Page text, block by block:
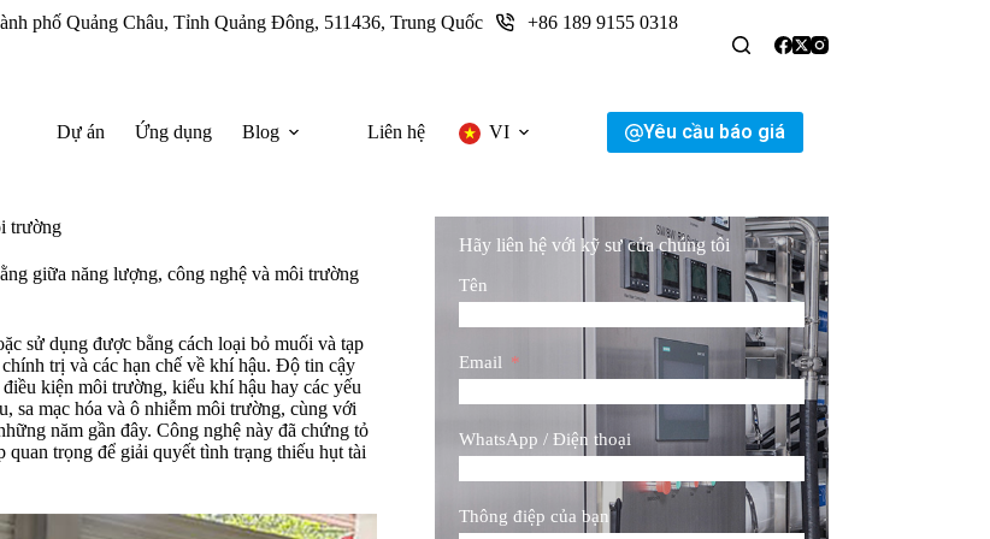
phố Quảng Châu, Tỉnh Quảng Đông, 511436, Trung Quốc +86 189 9155 0318
Dự án Ứng dụng Blog Liên hệ VI Yêu cầu báo giá
trường
giữa năng lượng, công nghệ và môi trường
sử dụng được bằng cách loại bỏ muối và tạp
trị và các hạn chế về khí hậu. Độ tin cậy
kiện môi trường, kiểu khí hậu hay các yếu
sa mạc hóa và ô nhiễm môi trường, cùng với
năm gần đây. Công nghệ này đã chứng tỏ
trọng để giải quyết tình trạng thiếu hụt tài
Hãy liên hệ với kỹ sư của chúng tôi
Tên
Email
WhatsApp / Điện thoại
Thông điệp của bạn